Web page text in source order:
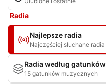
Radia
Najlepsze radia
Najczęściej słuchane radia
Radia według gatunków
15 gatunków muzycznych